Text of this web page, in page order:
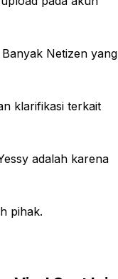
Netizen yang
klarifikasi terkait
adalah karena
pihak.